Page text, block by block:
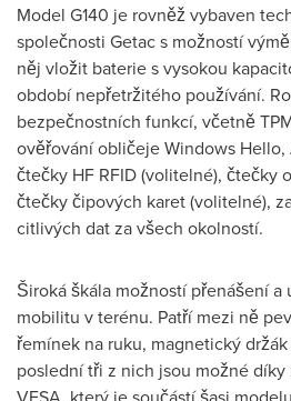
Model G140 je rovněž vybaven
společnosti Getac s možností
něj vložit baterie s vysokou
období nepřetržitého používání.
bezpečnostních funkcí, včetně
ověřování obličeje Windows Hello,
čtečky HF RFID (volitelné), čtečky
čtečky čipových karet (volitelné),
citlivých dat za všech okolností.
Široká škála možností přenášení
mobilitu v terénu. Patří mezi ně
řemínek na ruku, magnetický
poslední tři z nich jsou možné